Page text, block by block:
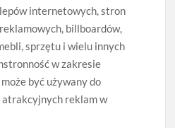
internetowych, stron
billboardów,
sprzętu i wielu innych
w zakresie
być używany do
reklam w